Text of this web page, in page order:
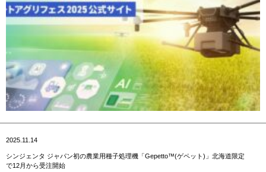
2025.11.14
シンジェンタ ジャパン初の農業用種子処理機「Gepetto™(ゲペット)」北海道限定
で12月から受注開始